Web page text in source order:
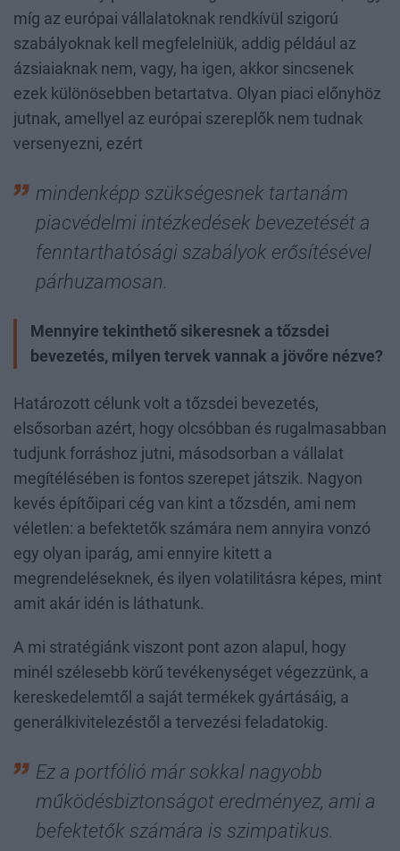
míg az európai vállalatoknak rendkívül szigorú
szabályoknak kell megfelelniük, addig például az
ázsiaiaknak nem, vagy, ha igen, akkor sincsenek
ezek különösebben betartatva. Olyan piaci előnyhöz
jutnak, amellyel az európai szereplők nem tudnak
versenyezni, ezért
mindenképp szükségesnek tartanám
piacvédelmi intézkedések bevezetését a
fenntarthatósági szabályok erősítésével
párhuzamosan.
Mennyire tekinthető sikeresnek a tőzsdei
bevezetés, milyen tervek vannak a jövőre nézve?
Határozott célunk volt a tőzsdei bevezetés,
elsősorban azért, hogy olcsóbban és rugalmasabban
tudjunk forráshoz jutni, másodsorban a vállalat
megítélésében is fontos szerepet játszik. Nagyon
kevés építőipari cég van kint a tőzsdén, ami nem
véletlen: a befektetők számára nem annyira vonzó
egy olyan iparág, ami ennyire kitett a
megrendeléseknek, és ilyen volatilitásra képes, mint
amit akár idén is láthatunk.
A mi stratégiánk viszont pont azon alapul, hogy
minél szélesebb körű tevékenységet végezzünk, a
kereskedelemtől a saját termékek gyártásáig, a
generálkivitelezéstől a tervezési feladatokig.
Ez a portfólió már sokkal nagyobb
működésbiztonságot eredményez, ami a
befektetők számára is szimpatikus.